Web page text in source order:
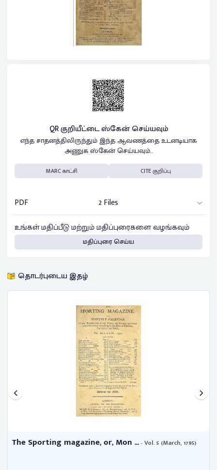
QR குறியீட்டை ஸ்கேன் செய்யவும்
எந்த சாதனத்திலிருந்தும் இந்த ஆவணத்தை உடனடியாக
அணுக ஸ்கேன் செய்யவும்..
MARC காட்சி CITE குறிப்பு
PDF
2 Files
உங்கள் மதிப்பீடு மற்றும் மதிப்புரைகளை வழங்கவும்
மதிப்புரை செய்ய
தொடர்புடைய இதழ்
The Sporting magazine, or, Mon ...- Vol. 5 (March, 1795)